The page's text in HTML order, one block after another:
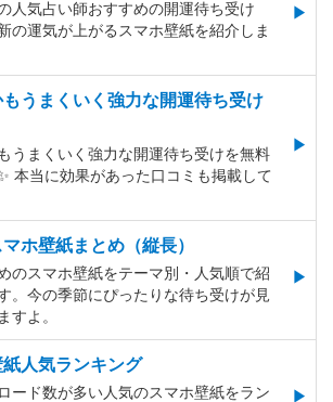
人気占い師おすすめの開運待ち受け
の運気が上がるスマホ壁紙を紹介しま
うまくいく強力な開運待ち受け
うまくいく強力な開運待ち受けを無料
本当に効果があった口コミも掲載して
ホ壁紙まとめ（縦長）
のスマホ壁紙をテーマ別・人気順で紹
。今の季節にぴったりな待ち受けが見
すよ。
人気ランキング
ード数が多い人気のスマホ壁紙をラン